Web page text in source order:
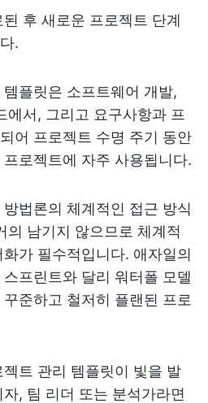
후 새로운 프로젝트 단계
.
플릿은 소프트웨어 개발,
에서, 그리고 요구사항과 프
어 프로젝트 수명 주기 동안
로젝트에 자주 사용됩니다.
법론의 체계적인 접근 방식
의 남기지 않으므로 체계적
가 필수적입니다. 애자일의
프린트와 달리 워터폴 모델
준하고 철저히 플랜된 프로
트 관리 템플릿이 빛을 발
, 팀 리더 또는 분석가라면